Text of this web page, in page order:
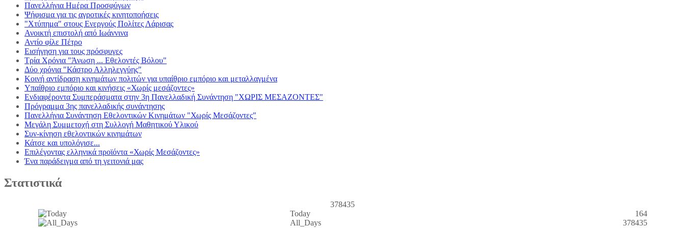
Πανελλήνια Ημέρα Προσφύγων
Ψήφισμα για τις αγροτικές κινητοποήσεις
"Χτύπημα" στους Ενεργούς Πολίτες Λάρισας
Ανοικτή επιστολή από Ιωάννινα
Αντίο φίλε Πέτρο
Εισήγηση για τους πρόσφυγες
Τρία Χρόνια "Άνωση ... Εθελοντές Βόλου"
Δύο χρόνια "Κάστρο Αλληλεγγύης"
Κοινή αντίδραση κινημάτων πολιτών για υπαίθριο εμπόριο και μεταλλαγμένα
Υπαίθριο εμπόριο και κινήσεις «Χωρίς μεσάζοντες»
Ενδιαφέροντα Συμπεράσματα στην 3η Πανελλαδική Συνάντηση "ΧΩΡΙΣ ΜΕΣΑΖΟΝΤΕΣ"
Πρόγραμμα 3ης πανελλαδικής συνάντησης
Πανελλήνια Συνάντηση Εθελοντικών Κινημάτων "Χωρίς Μεσάζοντες"
Μεγάλη Συμμετοχή στη Συλλογή Μαθητικού Υλικού
Συν-κίνηση εθελοντικών κινημάτων
Κάτσε και υπολόγισε...
Επιλέγοντας ελληνικά προϊόντα «Χωρίς Μεσάζοντες»
Ένα παράδειγμα από τη γειτονιά μας
Στατιστικά
378435
Today
164
All_Days
378435